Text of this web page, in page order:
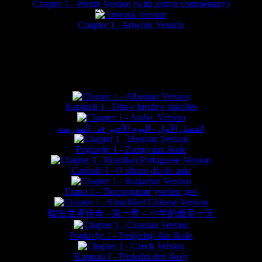
Chapter 1 - Prelim Version (with author commentary)
Chapter 1 - Artwork Version
Kapitulli 1 - Dita e fundit e shkollës
الفصل الأول - اليوم الأخير في المدرسة
Poglavlje 1 - Zadnji dan škole
Capítulo I - O último dia de aula
Глава 1 – Последният учебен ден
蠕虫世界传奇 - 第一章 – 小学的最后一天
Poglavlje 1 - Posljednji dan škole
Kapitola I - Poslední den školy
website © Daniel Lieske 2026 - Wormworld® is a registered